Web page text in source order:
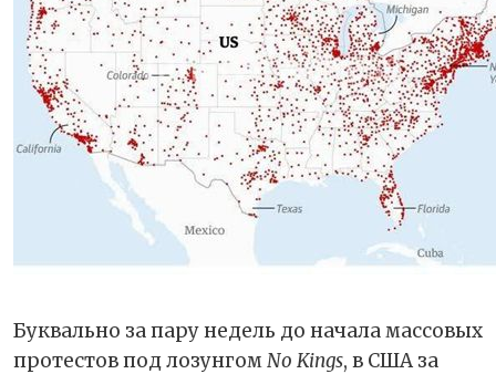
Буквально за пару недель до начала массовых
протестов под лозунгомNo Kings, в США за